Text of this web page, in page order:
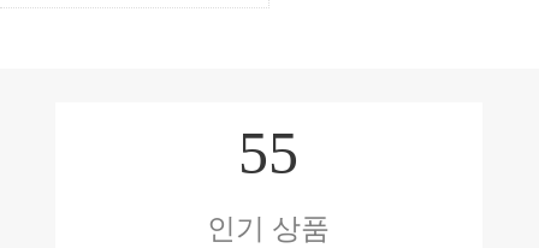
55
인기 상품